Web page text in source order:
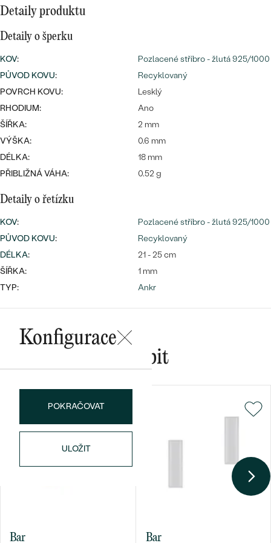
Wave kolekce
PROHLÉDNOUT
PODLE TVARU KAMENE
DIAMANTY
Bestsellery
OBJEVIT
PROHLÉDNOUT
Personalizované
přívěsky
OBJEVIT
Nejprodávanější
prsteny
PROHLÉDNOUT
Detaily produktu
Detaily o šperku
KOV:
Pozlacené stříbro - žlutá 925/1000
PŮVOD KOVU:
Recyklovaný
POVRCH KOVU:
Lesklý
RHODIUM:
Ano
ŠÍŘKA:
2 mm
VÝŠKA:
0.6 mm
DÉLKA:
18 mm
PŘIBLIŽNÁ VÁHA:
0.52 g
Detaily o řetízku
KOV:
Pozlacené stříbro - žlutá 925/1000
PŮVOD KOVU:
Recyklovaný
DÉLKA:
21 - 25 cm
ŠÍŘKA:
1 mm
TYP:
Ankr
Konfigurace
POKRAČOVAT
ULOŽIT
Mohlo by se vám líbit
Bar Bar